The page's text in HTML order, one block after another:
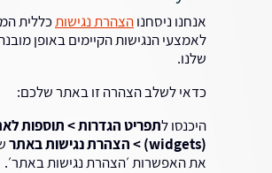
אנחנו ניסחנוהצהרת נגישותכללית
לאמצעי הנגישות הקיימים באופן
שלנו.
כדאי לשלב הצהרה זו באתר שלכם:
היכנסו לתפריט הגדרות > תוספות
(widgets)
> הצהרת נגישות באתר
את האפשרות ׳הצהרת נגישות באתר׳.